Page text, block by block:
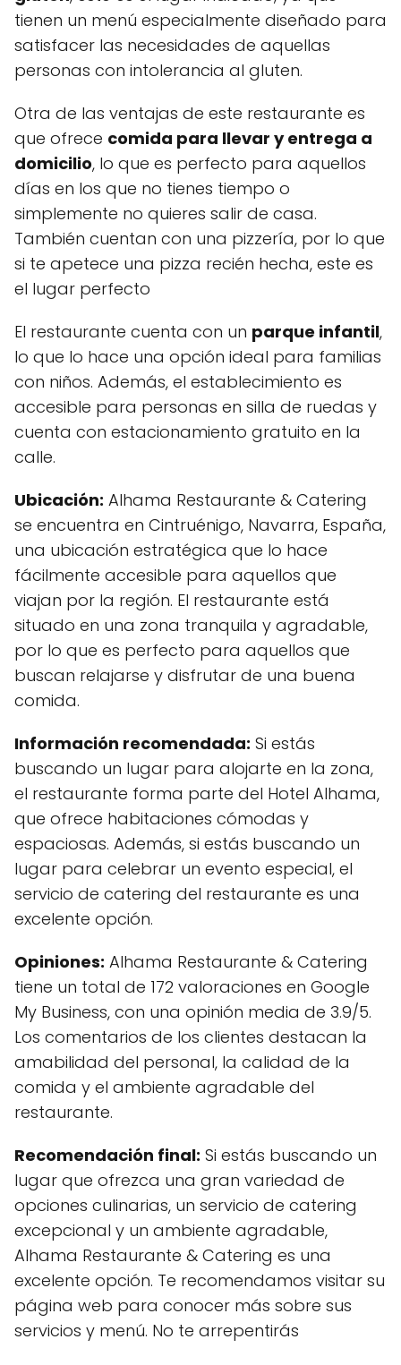
tienen un menú especialmente diseñado para
satisfacer las necesidades de aquellas
personas con intolerancia al gluten.
Otra de las ventajas de este restaurante es
que ofrece comida para llevar y entrega a
domicilio, lo que es perfecto para aquellos
días en los que no tienes tiempo o
simplemente no quieres salir de casa.
También cuentan con una pizzería, por lo que
si te apetece una pizza recién hecha, este es
el lugar perfecto
El restaurante cuenta con un parque infantil,
lo que lo hace una opción ideal para familias
con niños. Además, el establecimiento es
accesible para personas en silla de ruedas y
cuenta con estacionamiento gratuito en la
calle.
Ubicación: Alhama Restaurante & Catering
se encuentra en Cintruénigo, Navarra, España,
una ubicación estratégica que lo hace
fácilmente accesible para aquellos que
viajan por la región. El restaurante está
situado en una zona tranquila y agradable,
por lo que es perfecto para aquellos que
buscan relajarse y disfrutar de una buena
comida.
Información recomendada: Si estás
buscando un lugar para alojarte en la zona,
el restaurante forma parte del Hotel Alhama,
que ofrece habitaciones cómodas y
espaciosas. Además, si estás buscando un
lugar para celebrar un evento especial, el
servicio de catering del restaurante es una
excelente opción.
Opiniones: Alhama Restaurante & Catering
tiene un total de 172 valoraciones en Google
My Business, con una opinión media de 3.9/5.
Los comentarios de los clientes destacan la
amabilidad del personal, la calidad de la
comida y el ambiente agradable del
restaurante.
Recomendación final: Si estás buscando un
lugar que ofrezca una gran variedad de
opciones culinarias, un servicio de catering
excepcional y un ambiente agradable,
Alhama Restaurante & Catering es una
excelente opción. Te recomendamos visitar su
página web para conocer más sobre sus
servicios y menú. No te arrepentirás